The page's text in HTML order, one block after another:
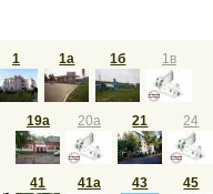
1 1а 1б 1в
19а 20а 21 24
41 41а 43 45